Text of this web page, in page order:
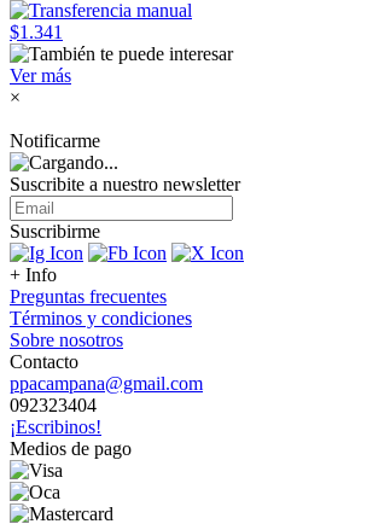
$1.341
Ver más
×
Notificarme
Suscribite a nuestro newsletter
Suscribirme
+ Info
Preguntas frecuentes
Términos y condiciones
Sobre nosotros
Contacto
ppacampana@gmail.com
092323404
¡Escribinos!
Medios de pago